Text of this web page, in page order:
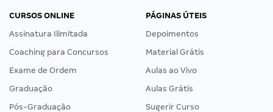
CURSOS ONLINE
Assinatura Ilimitada
Coaching para Concursos
Exame de Ordem
Graduação
Pós-Graduação
PÁGINAS ÚTEIS
Depoimentos
Material Grátis
Aulas ao Vivo
Aulas Grátis
Sugerir Curso